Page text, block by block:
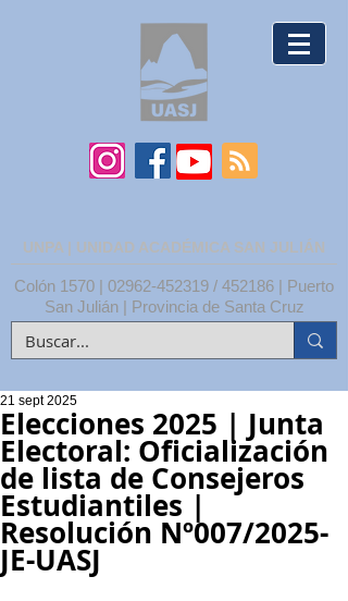
UNPA | UNIDAD ACADÉMICA SAN JULIÁN
Colón 1570 | 02962-452319 / 452186 | Puerto
San Julián | Provincia de Santa Cruz
Elecciones 2025 | Junta
Electoral: Oficialización
de lista de Consejeros
Estudiantiles |
Resolución Nº007/2025-
JE-UASJ
21 sept 2025